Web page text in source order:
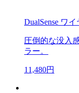
DualSense ワ
圧倒的な没入
ラー。
11,480円